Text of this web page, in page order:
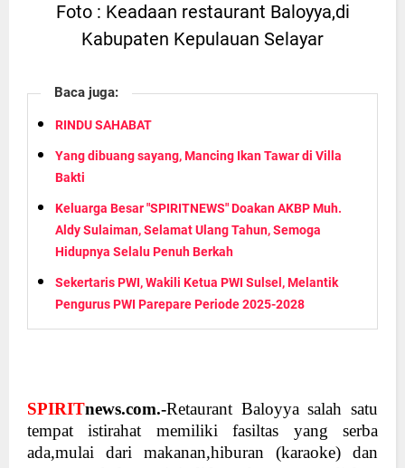
Foto : Keadaan restaurant Baloyya,di
Kabupaten Kepulauan Selayar
Baca juga:
RINDU SAHABAT
Yang dibuang sayang, Mancing Ikan Tawar di Villa
Bakti
Keluarga Besar "SPIRITNEWS" Doakan AKBP Muh.
Aldy Sulaiman, Selamat Ulang Tahun, Semoga
Hidupnya Selalu Penuh Berkah
Sekertaris PWI, Wakili Ketua PWI Sulsel, Melantik
Pengurus PWI Parepare Periode 2025-2028
SPIRITnews.com.-Retaurant Baloyya salah satu
tempat istirahat memiliki fasiltas yang serba
ada,mulai dari makanan,hiburan (karaoke) dan